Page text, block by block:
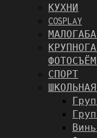
КУХНИ
COSPLAY
СПОРТ